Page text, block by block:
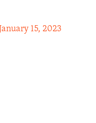
January 15, 2023